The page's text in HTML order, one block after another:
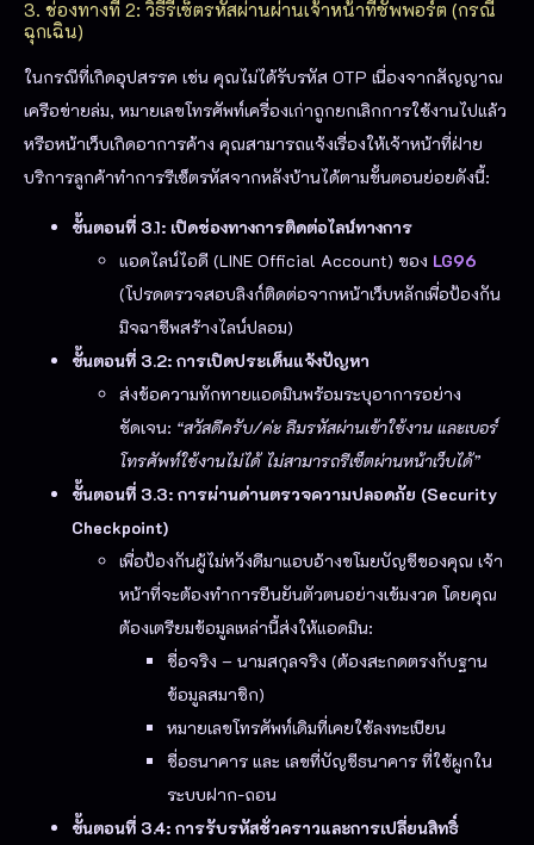
3. ช่องทางที่ 2: วิธีรีเซ็ตรหัสผ่านผ่านเจ้าหน้าที่ซัพพอร์ต (กรณี
ฉุกเฉิน)
ในกรณีที่เกิดอุปสรรค เช่น คุณไม่ได้รับรหัส OTP เนื่องจากสัญญาณ
เครือข่ายล่ม, หมายเลขโทรศัพท์เครื่องเก่าถูกยกเลิกการใช้งานไปแล้ว
หรือหน้าเว็บเกิดอาการค้าง คุณสามารถแจ้งเรื่องให้เจ้าหน้าที่ฝ่าย
บริการลูกค้าทำการรีเซ็ตรหัสจากหลังบ้านได้ตามขั้นตอนย่อยดังนี้:
ขั้นตอนที่ 3.1: เปิดช่องทางการติดต่อไลน์ทางการ
แอดไลน์ไอดี (LINE Official Account) ของ LG96
(โปรดตรวจสอบลิงก์ติดต่อจากหน้าเว็บหลักเพื่อป้องกัน
มิจฉาชีพสร้างไลน์ปลอม)
ขั้นตอนที่ 3.2: การเปิดประเด็นแจ้งปัญหา
ส่งข้อความทักทายแอดมินพร้อมระบุอาการอย่าง
ชัดเจน: “สวัสดีครับ/ค่ะ ลืมรหัสผ่านเข้าใช้งาน และเบอร์
โทรศัพท์ใช้งานไม่ได้ ไม่สามารถรีเซ็ตผ่านหน้าเว็บได้”
ขั้นตอนที่ 3.3: การผ่านด่านตรวจความปลอดภัย (Security
Checkpoint)
เพื่อป้องกันผู้ไม่หวังดีมาแอบอ้างขโมยบัญชีของคุณ เจ้า
หน้าที่จะต้องทำการยืนยันตัวตนอย่างเข้มงวด โดยคุณ
ต้องเตรียมข้อมูลเหล่านี้ส่งให้แอดมิน:
ชื่อจริง – นามสกุลจริง (ต้องสะกดตรงกับฐาน
ข้อมูลสมาชิก)
หมายเลขโทรศัพท์เดิมที่เคยใช้ลงทะเบียน
ชื่อธนาคาร และ เลขที่บัญชีธนาคาร ที่ใช้ผูกใน
ระบบฝาก-ถอน
ขั้นตอนที่ 3.4: การรับรหัสชั่วคราวและการเปลี่ยนสิทธิ์